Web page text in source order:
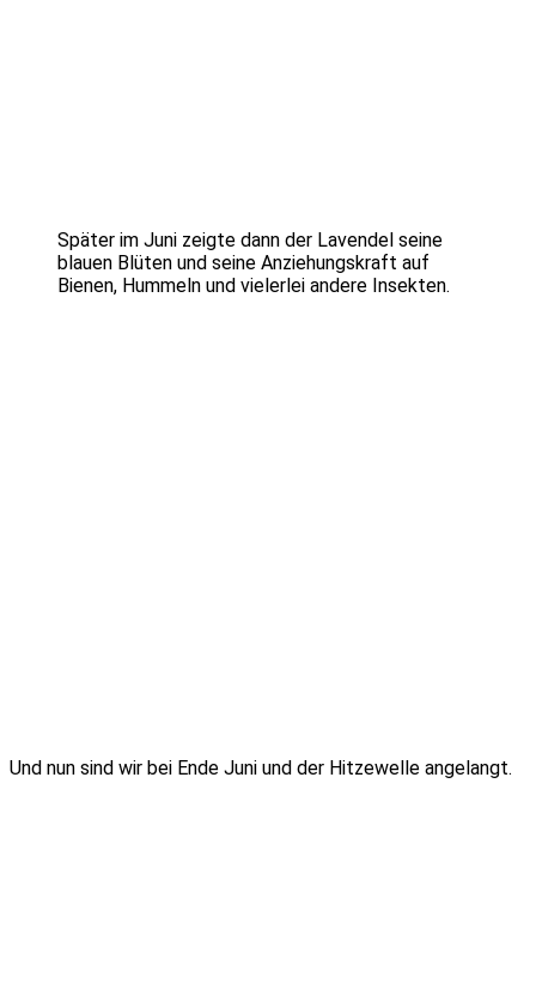
Später im Juni zeigte dann der Lavendel seine
blauen Blüten und seine Anziehungskraft auf
Bienen, Hummeln und vielerlei andere Insekten.
Und nun sind wir bei Ende Juni und der Hitzewelle angelangt.